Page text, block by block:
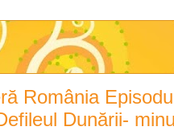
România
Dunării-